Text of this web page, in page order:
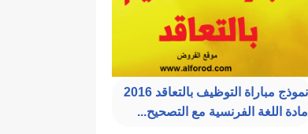
نموذج مباراة التوظيف بالتعاقد 2016
مادة اللغة الفرنسية مع التصحيح...